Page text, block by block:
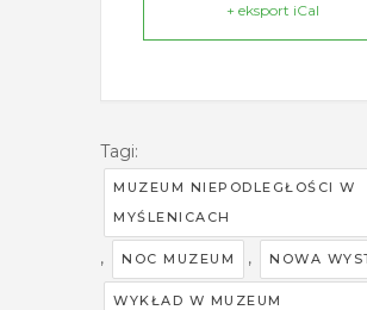
+ eksport iCal
Tagi:
MUZEUM NIEPODLEGŁOŚCI W
MYŚLENICACH
, NOC MUZEUM , NOWA
WYKŁAD W MUZEUM